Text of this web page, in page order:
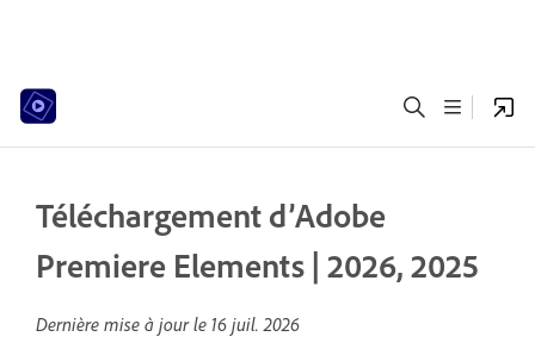
Téléchargement d’Adobe
Premiere Elements | 2026, 2025
Dernière mise à jour le 16 juil. 2026